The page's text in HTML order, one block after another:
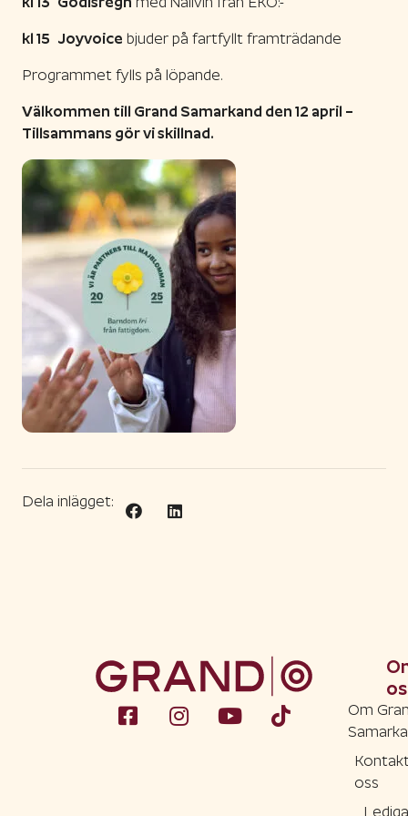
kl 15 Joyvoice bjuder på fartfyllt framträdande
Programmet fylls på löpande.
Välkommen till Grand Samarkand den 12 april –
Tillsammans gör vi skillnad.
Dela inlägget:
Om
oss
Lediga